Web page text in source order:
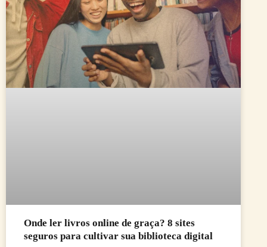
Onde ler livros online de graça? 8 sites
seguros para cultivar sua biblioteca digital